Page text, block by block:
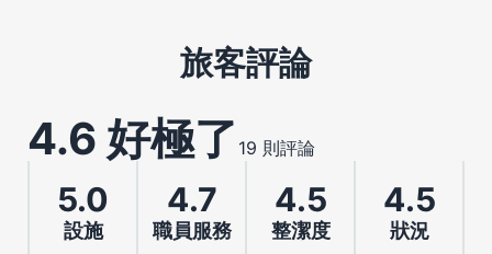
旅客評論
4.6 好極了 19 則評論
5.0
設施
4.7
職員服務
4.5
整潔度
4.5
狀況